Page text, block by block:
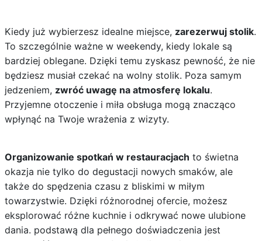
Kiedy już wybierzesz idealne miejsce, zarezerwuj stolik.
To szczególnie ważne w weekendy, kiedy lokale są
bardziej oblegane. Dzięki temu zyskasz pewność, że nie
będziesz musiał czekać na wolny stolik. Poza samym
jedzeniem, zwróć uwagę na atmosferę lokalu.
Przyjemne otoczenie i miła obsługa mogą znacząco
wpłynąć na Twoje wrażenia z wizyty.
Organizowanie spotkań w restauracjach to świetna
okazja nie tylko do degustacji nowych smaków, ale
także do spędzenia czasu z bliskimi w miłym
towarzystwie. Dzięki różnorodnej ofercie, możesz
eksplorować różne kuchnie i odkrywać nowe ulubione
dania. podstawą dla pełnego doświadczenia jest